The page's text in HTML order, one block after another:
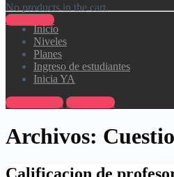
No products in the cart.
Registrarse
Inicio
Niveles
Planes
Ingreso de estudiantes
Inicia YA
Iniciar sesión Registrarse
Archivos: